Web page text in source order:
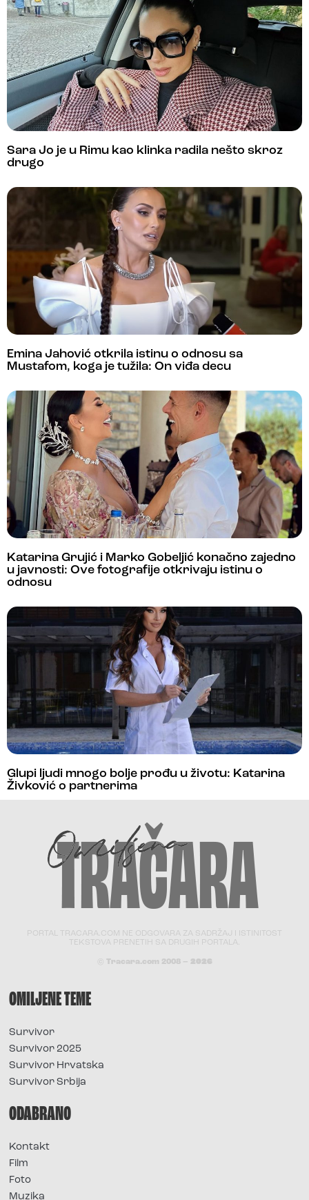
Sara Jo je u Rimu kao klinka radila nešto skroz
drugo
Emina Jahović otkrila istinu o odnosu sa
Mustafom, koga je tužila: On viđa decu
Katarina Grujić i Marko Gobeljić konačno zajedno
u javnosti: Ove fotografije otkrivaju istinu o
odnosu
Glupi ljudi mnogo bolje prođu u životu: Katarina
Živković o partnerima
PORTAL TRACARA.COM NE ODGOVARA ZA SADRŽAJ I ISTINITOST
TEKSTOVA PRENETIH SA DRUGIH PORTALA.
© Tracara.com 2008 – 2026
OMILJENE TEME
Survivor
Survivor 2025
Survivor Hrvatska
Survivor Srbija
ODABRANO
Kontakt
Film
Foto
Muzika